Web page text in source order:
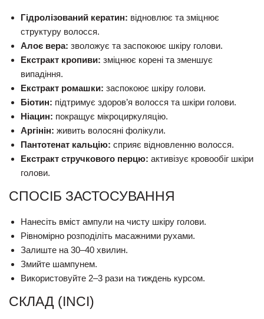
Гідролізований кератин: відновлює та зміцнює
структуру волосся.
Алоє вера: зволожує та заспокоює шкіру голови.
Екстракт кропиви: зміцнює корені та зменшує
випадіння.
Екстракт ромашки: заспокоює шкіру голови.
Біотин: підтримує здоров’я волосся та шкіри голови.
Ніацин: покращує мікроциркуляцію.
Аргінін: живить волосяні фолікули.
Пантотенат кальцію: сприяє відновленню волосся.
Екстракт стручкового перцю: активізує кровообіг шкіри
голови.
СПОСІБ ЗАСТОСУВАННЯ
Нанесіть вміст ампули на чисту шкіру голови.
Рівномірно розподіліть масажними рухами.
Залиште на 30–40 хвилин.
Змийте шампунем.
Використовуйте 2–3 рази на тиждень курсом.
СКЛАД (INCI)